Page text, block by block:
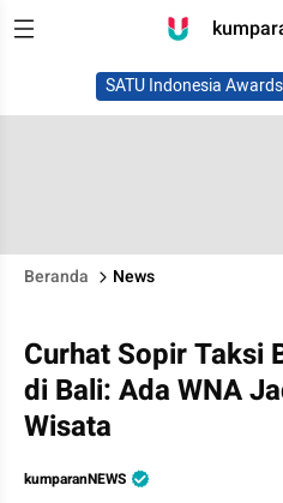
SATU Indonesia Awards
Beranda News
Curhat Sopir Taksi
di Bali: Ada WNA
Wisata
kumparanNEWS